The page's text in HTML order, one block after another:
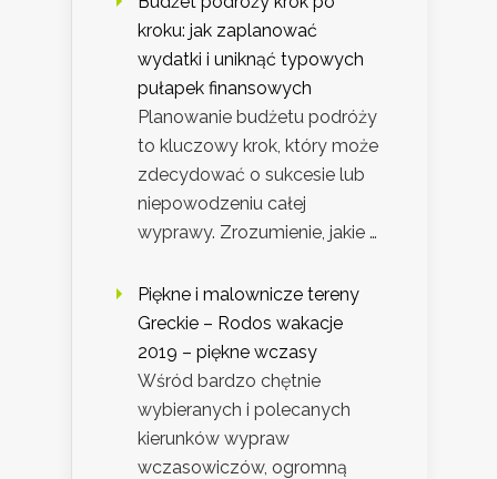
kroku: jak zaplanować
wydatki i uniknąć typowych
pułapek finansowych
Planowanie budżetu podróży
to kluczowy krok, który może
zdecydować o sukcesie lub
niepowodzeniu całej
wyprawy. Zrozumienie, jakie …
Piękne i malownicze tereny
Greckie – Rodos wakacje
2019 – piękne wczasy
Wśród bardzo chętnie
wybieranych i polecanych
kierunków wypraw
wczasowiczów, ogromną